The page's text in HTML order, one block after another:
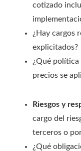
cotizado
¿Hay cargos
explicitados?
¿Qué política
precios se
Riesgos y
cargo del
terceros o
¿Qué